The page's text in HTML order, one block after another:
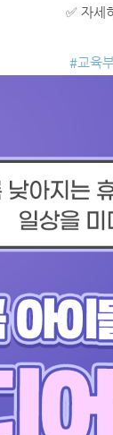
✅ 자세
#교육